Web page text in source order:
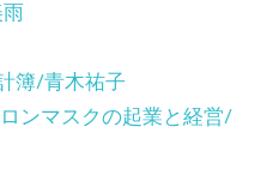
簿/青木祐子
ンマスクの起業と経営/